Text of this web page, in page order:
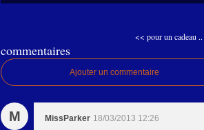
<< pour un cadeau
commentaires
Ajouter un commentaire
M MissParker 18/03/2013 12:26